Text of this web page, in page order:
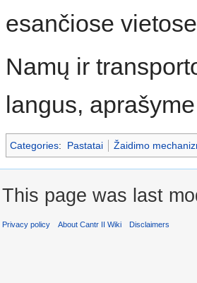
esančiose
Namų ir
langus,
Categories: Pastatai Žaidimo
This page was last
Privacy policy About Cantr II Wiki Disclaimers